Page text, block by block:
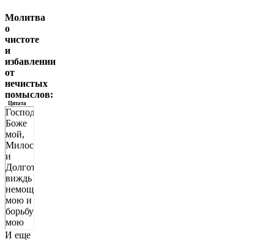
Молитва
о
чистоте
и
избавлении
от
нечистых
помыслов:
Цитата
Господи
Боже
мой,
Милостивый
и
Долготерпеливый,
виждь
немощь
мою и
борьбу
мою
тайную,
И еще